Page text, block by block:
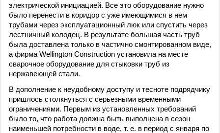
электрической инициацией. Все это оборудование нужно
было перенести в коридор с уже имеющимися в нем
трубами через эксплуатационный люк или спустить через
лестничный колодец. В результате большая часть труб
была доставлена только в частично смонтированном виде,
а фирма Wellington Construction установила на месте
сварочное оборудование для стыковки труб из
нержавеющей стали.
В дополнение к неудобному доступу и тесноте подрядчику
пришлось столкнуться с серьезными временными
ограничениями. Первым из установленных требований
было то, что работа должна быть выполнена в сезон
наименьшей потребности в воде, т. е. в период с января по